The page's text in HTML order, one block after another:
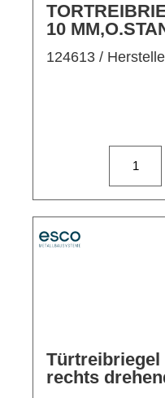
10
124613 /
Türtreibriegel
rechts